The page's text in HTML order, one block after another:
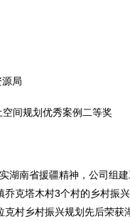
局
间规划优秀案例二等奖
湖南省援疆精神，公司组
克塔木村3个村的乡村振
村乡村振兴规划先后荣获